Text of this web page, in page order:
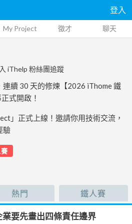
登入
My Project 徵才 聊天
iThelp 粉絲團追蹤
續 30 天的修煉【2026 iThome 鐵
式開啟！
」正式上線！邀請你用技術交流，
驗
熱門 鐵人賽
要先畫出四條責任邊界